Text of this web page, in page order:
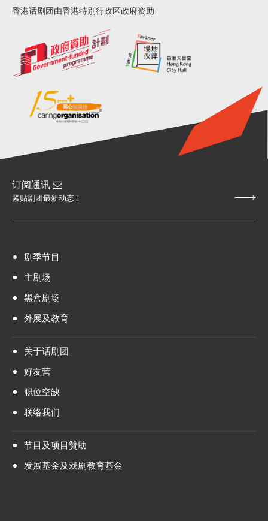
香港话剧团由香港特别行政区政府资助
订阅通讯
紧贴剧团最新动态！
剧季节目
主剧场
黑盒剧场
外展及教育
关于话剧团
好友营
职位空缺
联络我们
节目及项目贊助
发展基金及戏剧教育基金